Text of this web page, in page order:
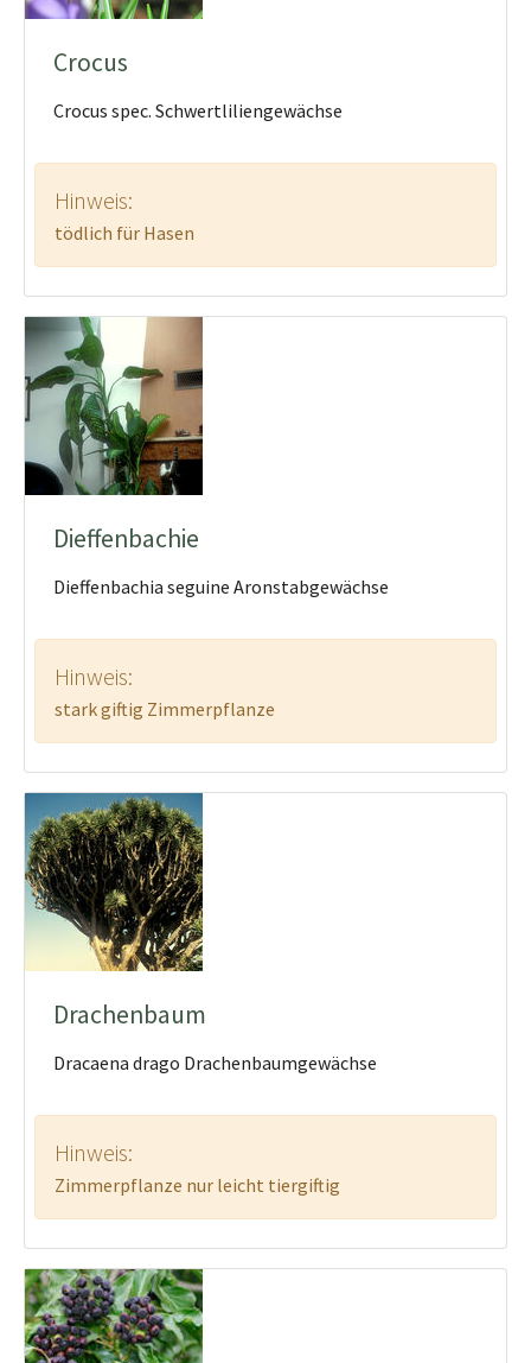
Crocus
Crocus spec. Schwertliliengewächse
Hinweis:
tödlich für Hasen
Dieffenbachie
Dieffenbachia seguine Aronstabgewächse
Hinweis:
stark giftig Zimmerpflanze
Drachenbaum
Dracaena drago Drachenbaumgewächse
Hinweis:
Zimmerpflanze nur leicht tiergiftig